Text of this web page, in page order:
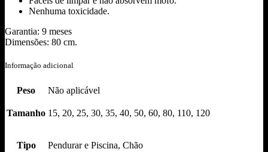
Nenhuma toxicidade.
Garantia: 9 meses
Dimensões: 80 cm.
Informação adicional
Peso Não aplicável
Tamanho 15, 20, 25, 30, 35, 40, 50, 60, 80, 110, 120
Tipo Pendurar e Piscina, Chão